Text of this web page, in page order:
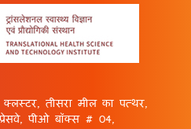
क्लस्टर, तीसरा मील का पत्थर,
पीओ बॉक्स # 04,